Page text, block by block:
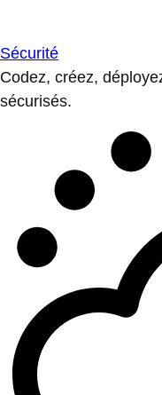
Sécurité
Codez, créez,
sécurisés.